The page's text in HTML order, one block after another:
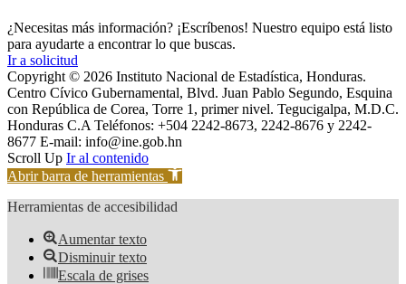
¿Necesitas más información? ¡Escríbenos! Nuestro equipo está listo
para ayudarte a encontrar lo que buscas.
Ir a solicitud
Copyright © 2026 Instituto Nacional de Estadística, Honduras.
Centro Cívico Gubernamental, Blvd. Juan Pablo Segundo, Esquina
con República de Corea, Torre 1, primer nivel. Tegucigalpa, M.D.C.
Honduras C.A Teléfonos: +504 2242-8673, 2242-8676 y 2242-
8677 E-mail: info@ine.gob.hn
Scroll Up Ir al contenido
Abrir barra de herramientas
Herramientas de accesibilidad
Aumentar texto
Disminuir texto
Escala de grises